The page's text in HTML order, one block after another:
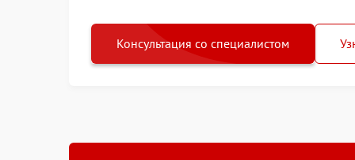
Консультация со специалистом